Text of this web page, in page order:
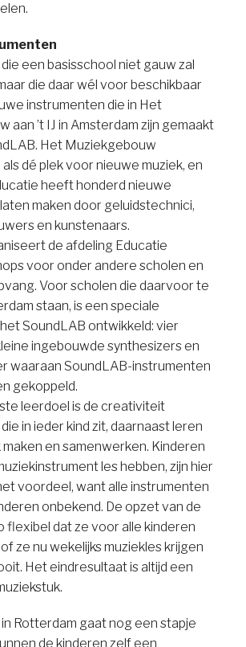
een basisschool niet gauw zal
die daar wél voor beschikbaar
instrumenten die in Het
aan ’t IJ in Amsterdam zijn gemaakt
Het Muziekgebouw
dé plek voor nieuwe muziek, en
heeft honderd nieuwe
maken door geluidstechnici,
en kunstenaars.
de afdeling Educatie
voor onder andere scholen en
Voor scholen die daarvoor te
staan, is een speciale
SoundLAB ontwikkeld: vier
ingebouwde synthesizers en
waaraan SoundLAB-instrumenten
gekoppeld.
leerdoel is de creativiteit
in ieder kind zit, daarnaast leren
maken en samenwerken. Kinderen
les hebben, zijn hier
voordeel, want alle instrumenten
onbekend. De opzet van de
flexibel dat ze voor alle kinderen
ze nu wekelijks muziekles krijgen
Het eindresultaat is altijd een
Rotterdam gaat nog een stapje
de kinderen zelf een